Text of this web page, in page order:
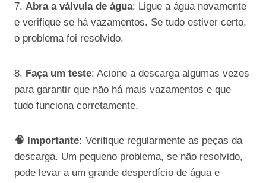
7. Abra a válvula de água: Ligue a água novamente
e verifique se há vazamentos. Se tudo estiver certo,
o problema foi resolvido.
8. Faça um teste: Acione a descarga algumas vezes
para garantir que não há mais vazamentos e que
tudo funciona corretamente.
🧠 Importante: Verifique regularmente as peças da
descarga. Um pequeno problema, se não resolvido,
pode levar a um grande desperdício de água e